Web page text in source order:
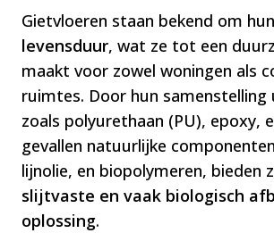
Gietvloeren staan bekend om hun
levensduur, wat ze tot een
maakt voor zowel woningen als
ruimtes. Door hun
zoals polyurethaan (PU), epoxy,
gevallen natuurlijke
lijnolie, en biopolymeren, bieden
slijtvaste en vaak biologisch
oplossing​​.